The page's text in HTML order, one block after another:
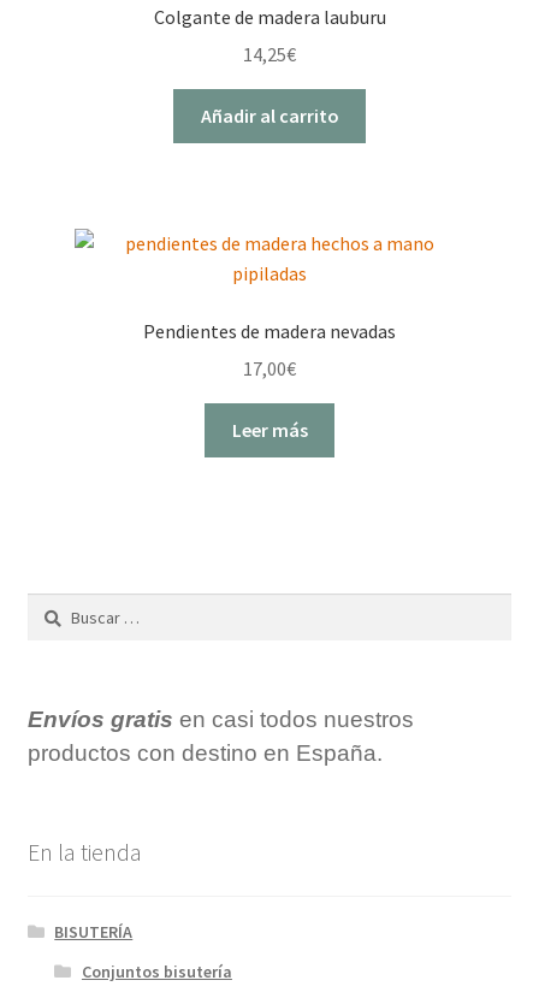
Colgante de madera lauburu
14,25€
Añadir al carrito
Pendientes de madera nevadas
17,00€
Leer más
Buscar:
Envíos gratis en casi todos nuestros
productos con destino en España.
En la tienda
BISUTERÍA
Conjuntos bisutería